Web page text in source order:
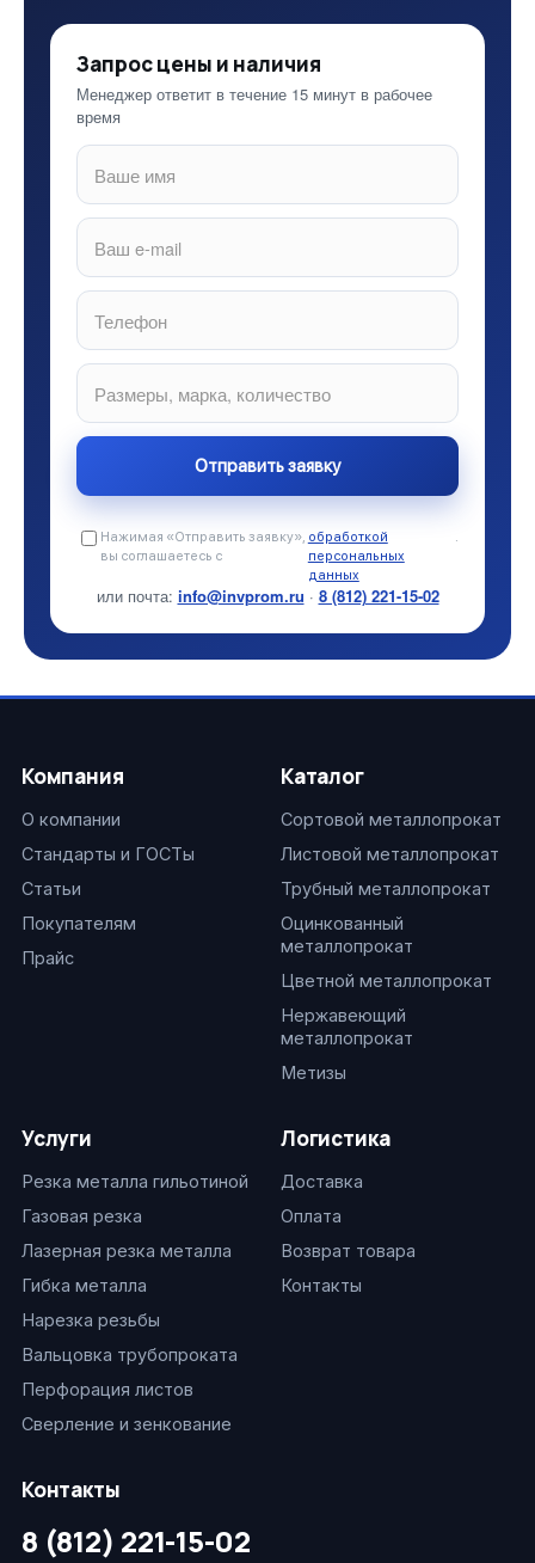
Запрос цены и наличия
Менеджер ответит в течение 15 минут в рабочее
время
Нажимая «Отправить заявку»,
вы соглашаетесь с
обработкой
персональных
данных
.
или почта: info@invprom.ru · 8 (812) 221-15-02
Компания
О компании
Стандарты и ГОСТы
Статьи
Покупателям
Прайс
Каталог
Сортовой металлопрокат
Листовой металлопрокат
Трубный металлопрокат
Оцинкованный
металлопрокат
Цветной металлопрокат
Нержавеющий
металлопрокат
Метизы
Услуги
Резка металла гильотиной
Газовая резка
Лазерная резка металла
Гибка металла
Нарезка резьбы
Вальцовка трубопроката
Перфорация листов
Сверление и зенкование
Логистика
Доставка
Оплата
Возврат товара
Контакты
Контакты
8 (812) 221-15-02